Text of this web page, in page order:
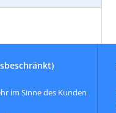
im Sinne des Kunden